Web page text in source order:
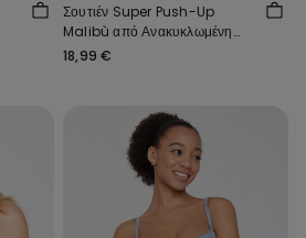
Σουτιέν Super Push-Up
Malibù από Ανακυκλωμένη
Δαντέλα
18,99 €